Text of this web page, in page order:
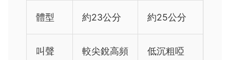
體型 約23公分 約25公分
叫聲 較尖銳高頻 低沉粗啞